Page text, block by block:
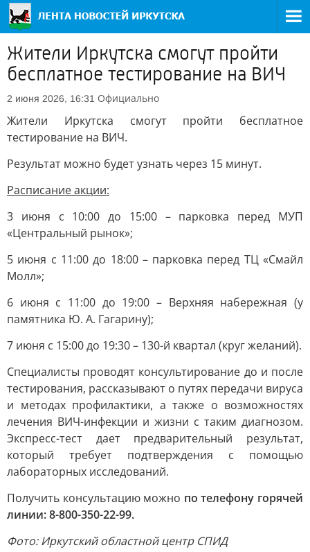
Жители Иркутска смогут пройти
бесплатное тестирование на ВИЧ
2 июня 2026, 16:31 Официально
Жители Иркутска смогут пройти бесплатное
тестирование на ВИЧ.
Результат можно будет узнать через 15 минут.
Расписание акции:
3 июня с 10:00 до 15:00 – парковка перед МУП
«Центральный рынок»;
5 июня с 11:00 до 18:00 – парковка перед ТЦ «Смайл
Молл»;
6 июня с 11:00 до 19:00 – Верхняя набережная (у
памятника Ю. А. Гагарину);
7 июня с 15:00 до 19:30 – 130-й квартал (круг желаний).
Специалисты проводят консультирование до и после
тестирования, рассказывают о путях передачи вируса
и методах профилактики, а также о возможностях
лечения ВИЧ-инфекции и жизни с таким диагнозом.
Экспресс-тест дает предварительный результат,
который требует подтверждения с помощью
лабораторных исследований.
Получить консультацию можно по телефону горячей
линии: 8-800-350-22-99.
Фото: Иркутский областной центр СПИД